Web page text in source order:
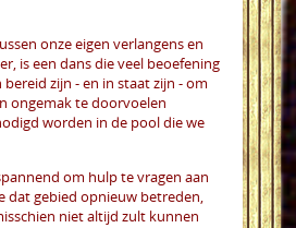
onze eigen verlangens en
is een dans die veel beoefening
zijn - en in staat zijn - om
ongemak te doorvoelen
worden in de pool die we
om hulp te vragen aan
dat gebied opnieuw betreden,
niet altijd zult kunnen